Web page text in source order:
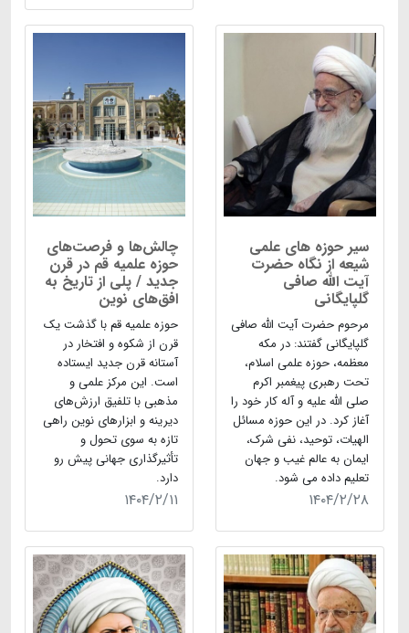
سیر حوزه های علمی
شیعه از نگاه حضرت
آیت الله صافی
گلپایگانی
مرحوم حضرت آیت الله صافی
گلپایگانی گفتند: در مکه
معظمه، حوزه علمی اسلام،
تحت رهبری پیغمبر اکرم
صلی الله علیه و آله کار خود را
آغاز کرد. در این حوزه مسائل
الهیات، توحید، نفی شرک،
ایمان به عالم غیب و جهان
تعلیم داده می شود.
۱۴۰۴/۲/۲۸
چالش‌ها و فرصت‌های
حوزه علمیه قم در قرن
جدید / پلی از تاریخ به
افق‌های نوین
حوزه علمیه قم با گذشت یک
قرن از شکوه و افتخار در
آستانه قرن جدید ایستاده
است. این مرکز علمی و
مذهبی با تلفیق ارزش‌های
دیرینه و ابزارهای نوین راهی
تازه به سوی تحول و
تأثیرگذاری جهانی پیش رو
دارد.
۱۴۰۴/۲/۱۱